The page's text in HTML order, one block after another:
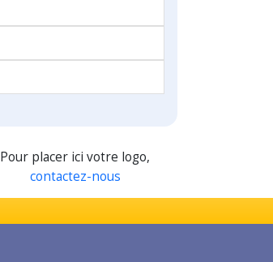
Pour placer ici votre logo,
contactez-nous